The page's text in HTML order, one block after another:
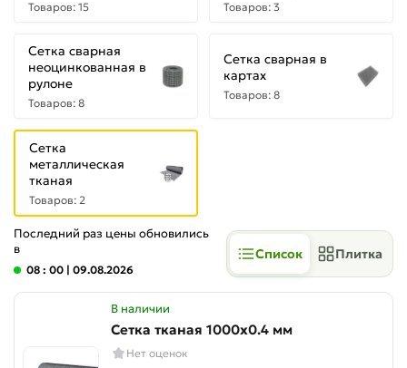
Товаров: 15 Товаров: 3
Сетка сварная
неоцинкованная в
рулоне
Товаров: 8
Сетка сварная в
картах
Товаров: 8
Сетка
металлическая
тканая
Товаров: 2
Последний раз цены обновились
в
08 : 00 | 09.08.2026
Список Плитка
В наличии
Сетка тканая 1000х0.4 мм
Нет оценок